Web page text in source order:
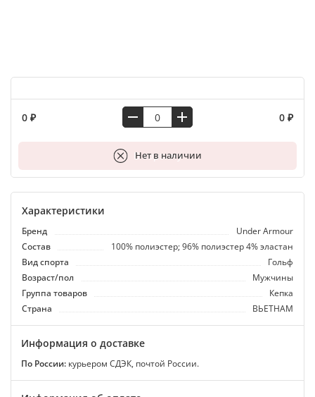
0 ₽ 0 ₽
Нет в наличии
В корзину
Характеристики
Бренд
Under Armour
Состав
100% полиэстер; 96% полиэстер 4% эластан
Вид спорта
Гольф
Возраст/пол
Мужчины
Группа товаров
Кепка
Страна
ВЬЕТНАМ
Информация о доставке
По России: курьером СДЭК, почтой России.